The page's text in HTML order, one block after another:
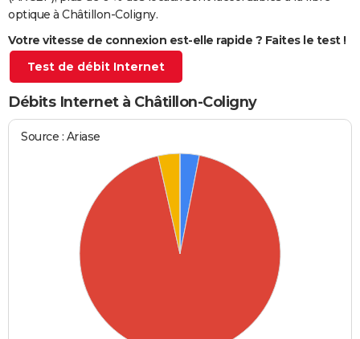
COPAINS D'AVANT
S'inscrire
Se connecter
Lycées
Collèges
Primaires
Universités
Entreprises
Service militaire
Avis de recherche
Bricolage
Lifestyle
Culture
Sport
Auto
Television
Voyage
Cinema
optique à Châtillon-Coligny.
Votre vitesse de connexion est-elle rapide ? Faites le test !
Test de débit Internet
Débits Internet à Châtillon-Coligny
Source : Ariase